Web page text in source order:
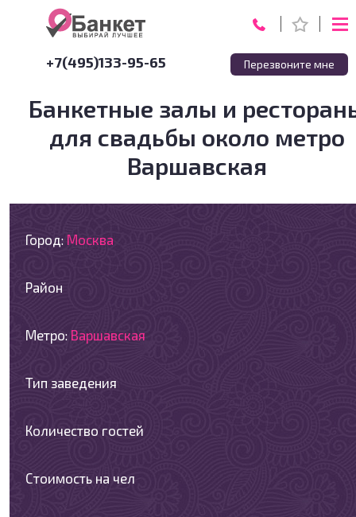
+7(495)133-95-65 Перезвоните мне
Банкетные залы и
для свадьбы около метро
Варшавская
Город: Москва
Район
Метро: Варшавская
Тип заведения
Количество гостей
Стоимость на чел